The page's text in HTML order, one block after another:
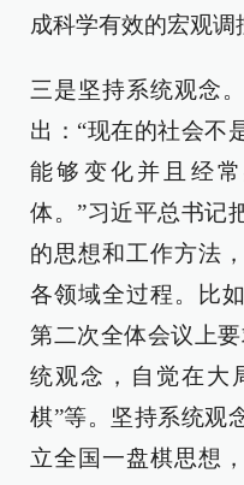
成科学有效的宏观调
三是坚持系统观念
出：“现在的社会不
能够变化并且经
体。”习近平总书记
的思想和工作方法
各领域全过程。比
第二次全体会议上
统观念，自觉在大
棋”等。坚持系统观
立全国一盘棋思想